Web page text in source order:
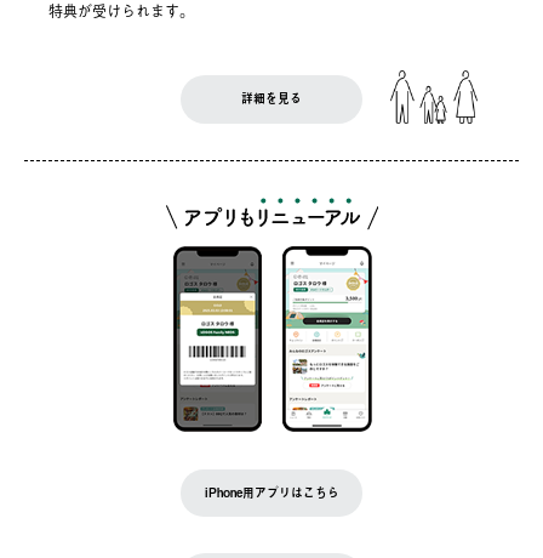
特典が受けられます。
詳細を見る
iPhone用アプリはこちら